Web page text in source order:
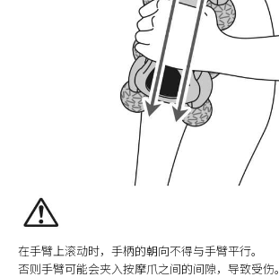
在手臂上滚动时，手柄的朝向不得与手臂平行。
否则手臂可能会夹入按摩爪之间的间隙，导致受伤。